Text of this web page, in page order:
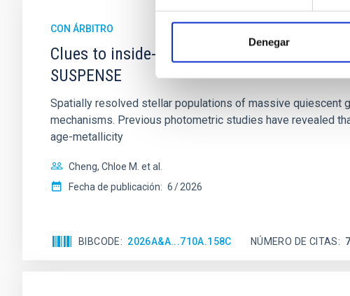
Denegar
CON ÁRBITRO
Clues to inside-out quenching in
SUSPENSE
Spatially resolved stellar populations of massive quiescent
mechanisms. Previous photometric studies have revealed
age-metallicity
Cheng, Chloe M. et al.
Fecha de publicación: 6 2026
BIBCODE 2026A&A...710A.158C NÚMERO DE CITAS 7